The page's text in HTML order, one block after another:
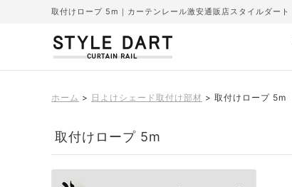
取付けロープ 5m｜カーテンレール激安通販店スタイルダート
ホーム 日よけシェード取付け部材 取付けロープ 5m
取付けロープ 5m